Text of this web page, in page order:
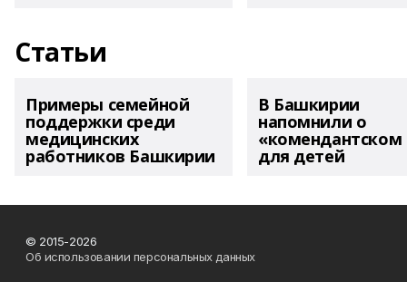
Статьи
Примеры семейной
поддержки среди
медицинских
работников Башкирии
В Башкирии
напомнили о
«комендантском
для детей
© 2015-2026
Об использовании персональных данных